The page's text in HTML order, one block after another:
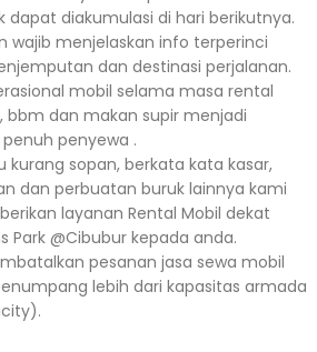
dapat diakumulasi di hari berikutnya.
wajib menjelaskan info terperinci
dan destinasi perjalanan.
mobil selama masa rental
bbm dan makan supir menjadi
penyewa .
kurang sopan, berkata kata kasar,
dan perbuatan buruk lainnya kami
layanan Rental Mobil dekat
Park @Cibubur kepada anda.
pesanan jasa sewa mobil
lebih dari kapasitas armada